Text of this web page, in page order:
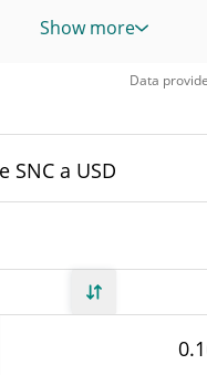
de
Coin
Show more
Data
SNC a USD